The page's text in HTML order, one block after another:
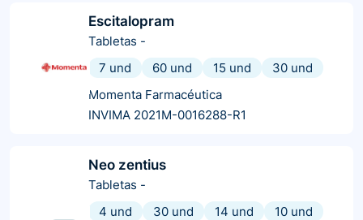
Escitalopram
Tabletas -
7 und
60 und 15 und
30 und
Momenta Farmacéutica
INVIMA 2021M-0016288-R1
Neo zentius
Tabletas -
4 und
30 und 14 und
10 und